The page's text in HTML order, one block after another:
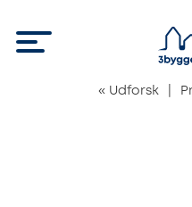
« Udforsk